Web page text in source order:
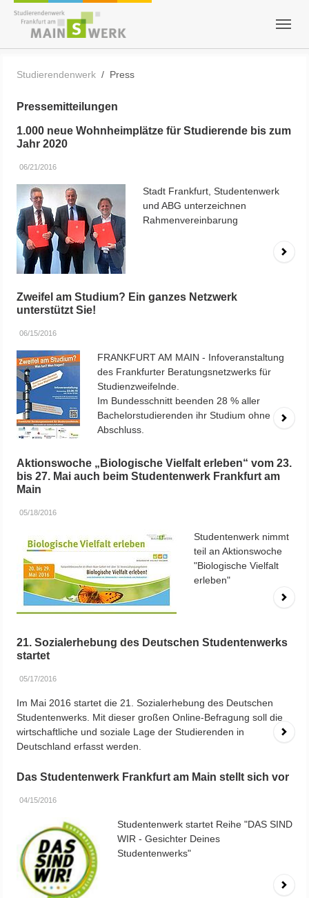
Skip to main content
Skip to page footer
Studierendenwerk
Press
Pressemitteilungen
1.000 neue Wohnheimplätze für Studierende bis zum
Jahr 2020
06/21/2016
Stadt Frankfurt, Studentenwerk
und ABG unterzeichnen
Rahmenvereinbarung
Zweifel am Studium? Ein ganzes Netzwerk
unterstützt Sie!
06/15/2016
FRANKFURT AM MAIN - Infoveranstaltung
des Frankfurter Beratungsnetzwerks für
Studienzweifelnde.
Im Bundesschnitt beenden 28 % aller
Bachelorstudierenden ihr Studium ohne
Abschluss.
Aktionswoche „Biologische Vielfalt erleben“ vom 23.
bis 27. Mai auch beim Studentenwerk Frankfurt am
Main
05/18/2016
Studentenwerk nimmt
teil an Aktionswoche
"Biologische Vielfalt
erleben"
21. Sozialerhebung des Deutschen Studentenwerks
startet
05/17/2016
Im Mai 2016 startet die 21. Sozialerhebung des Deutschen
Studentenwerks. Mit dieser großen Online-Befragung soll die
wirtschaftliche und soziale Lage der Studierenden in
Deutschland erfasst werden.
Das Studentenwerk Frankfurt am Main stellt sich vor
04/15/2016
Studentenwerk startet Reihe "DAS SIND
WIR - Gesichter Deines
Studentenwerks"